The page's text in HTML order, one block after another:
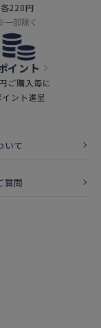
各220円
一部除く
イント
ご購入毎に
イント進呈
いて
質問